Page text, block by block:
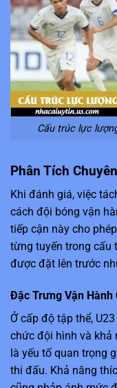
Cấu trúc lực
Phân Tích
Khi đánh giá, việc
cách đội bóng vận
tiếp cận này cho
từng tuyến trong cấu
được đặt lên trước
Đặc Trưng Vận Hành
Ở cấp độ tập thể, U23
chức đội hình và khả
là yếu tố quan trọng
thi đấu. Khả năng